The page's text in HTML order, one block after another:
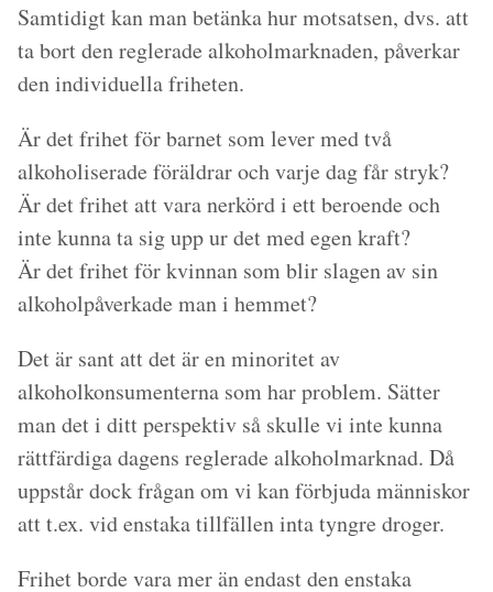
Samtidigt kan man betänka hur motsatsen, dvs. att
ta bort den reglerade alkoholmarknaden, påverkar
den individuella friheten.
Är det frihet för barnet som lever med två
alkoholiserade föräldrar och varje dag får stryk?
Är det frihet att vara nerkörd i ett beroende och
inte kunna ta sig upp ur det med egen kraft?
Är det frihet för kvinnan som blir slagen av sin
alkoholpåverkade man i hemmet?
Det är sant att det är en minoritet av
alkoholkonsumenterna som har problem. Sätter
man det i ditt perspektiv så skulle vi inte kunna
rättfärdiga dagens reglerade alkoholmarknad. Då
uppstår dock frågan om vi kan förbjuda människor
att t.ex. vid enstaka tillfällen inta tyngre droger.
Frihet borde vara mer än endast den enstaka